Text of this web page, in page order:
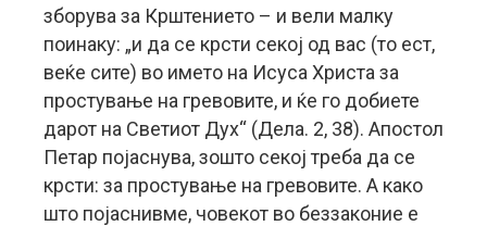
зборува за Крштението – и вели малку
поинаку: „и да се крсти секој од вас (то ест,
веќе сите) во името на Исуса Христа за
простување на гревовите, и ќе го добиете
дарот на Светиот Дух“ (Дела. 2, 38). Апостол
Петар појаснува, зошто секој треба да се
крсти: за простување на гревовите. А како
што појаснивме, човекот во беззаконие е